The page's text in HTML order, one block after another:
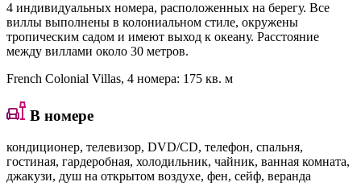
4 индивидуальных номера, расположенных на берегу. Все
виллы выполнены в колониальном стиле, окружены
тропическим садом и имеют выход к океану. Расстояние
между виллами около 30 метров.
French Colonial Villas, 4 номера: 175 кв. м
В номере
кондиционер, телевизор, DVD/CD, телефон, спальня,
гостиная, гардеробная, холодильник, чайник, ванная комната,
джакузи, душ на открытом воздухе, фен, сейф, веранда